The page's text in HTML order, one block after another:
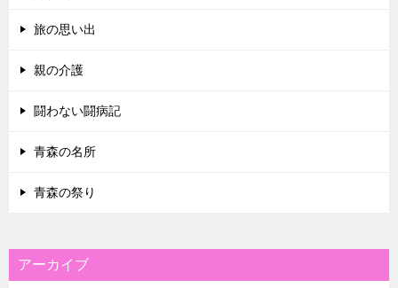
旅の思い出
親の介護
闘わない闘病記
青森の名所
青森の祭り
アーカイブ